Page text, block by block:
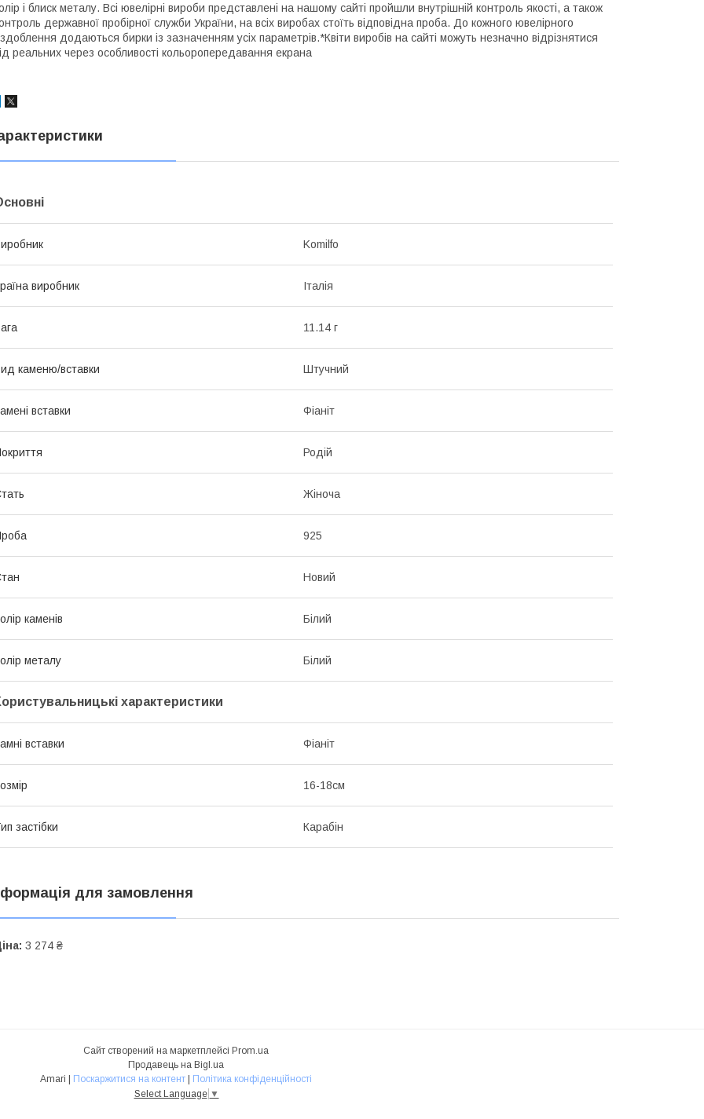
і блиск металу. Всі ювелірні вироби представлені на нашому сайті пройшли внутрішній контроль якості, а також
державної пробірної служби України, на всіх виробах стоїть відповідна проба. До кожного ювелірного
додаються бирки із зазначенням усіх параметрів.*Квіти виробів на сайті можуть незначно відрізнятися
реальних через особливості кольоропередавання екрана
Komilfo
виробник Італія
11.14 г
каменю/вставки Штучний
вставки Фіаніт
Родій
Жіноча
925
Новий
каменів Білий
металу Білий
характеристики
вставки Фіаніт
16-18см
застібки Карабін
для замовлення
3 274 ₴
Сайт створений на маркетплейсі Prom.ua
Продавець на Bigl.ua
Поскаржитися на контент
Політика конфіденційності
Select Language ▼